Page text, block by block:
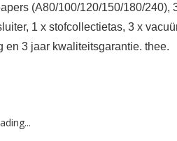
(A80/100/120/150/180/240),
1 x stofcollectietas, 3 x
en 3 jaar kwaliteitsgarantie. thee.